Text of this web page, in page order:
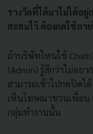
รางวัลที่ได้มาไม่ได้อ
สะสมไว้ ต้องกดใช้ภา
ถ้าบริษัทไหนใช้
(Admin) รู้สึกว่าไม่อย
สามารถเข้าไปกดปิด
เห็นโฆษณาชวนเพื่อน
กลุ่มทำงานนั้น